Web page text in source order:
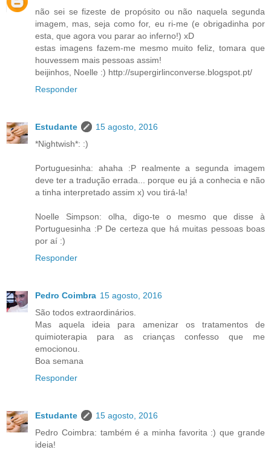
não sei se fizeste de propósito ou não naquela segunda
imagem, mas, seja como for, eu ri-me (e obrigadinha por
esta, que agora vou parar ao inferno!) xD
estas imagens fazem-me mesmo muito feliz, tomara que
houvessem mais pessoas assim!
beijinhos, Noelle :) http://supergirlinconverse.blogspot.pt/
Responder
Estudante
15 agosto, 2016
*Nightwish*: :)
Portuguesinha: ahaha :P realmente a segunda imagem
deve ter a tradução errada... porque eu já a conhecia e não
a tinha interpretado assim x) vou tirá-la!
Noelle Simpson: olha, digo-te o mesmo que disse à
Portuguesinha :P De certeza que há muitas pessoas boas
por aí :)
Responder
Pedro Coimbra 15 agosto, 2016
São todos extraordinários.
Mas aquela ideia para amenizar os tratamentos de
quimioterapia para as crianças confesso que me
emocionou.
Boa semana
Responder
Estudante
15 agosto, 2016
Pedro Coimbra: também é a minha favorita :) que grande
ideia!